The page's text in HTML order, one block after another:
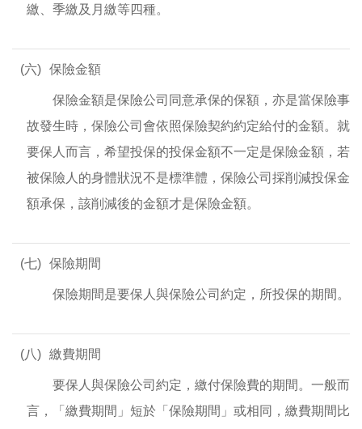
繳、季繳及月繳等四種。
(六) 保險金額
保險金額是保險公司同意承保的保額，亦是當保險事
故發生時，保險公司會依照保險契約約定給付的金額。就
要保人而言，希望投保的投保金額不一定是保險金額，若
被保險人的身體狀況不是標準體，保險公司採削減投保金
額承保，該削減後的金額才是保險金額。
(七) 保險期間
保險期間是要保人與保險公司約定，所投保的期間。
(八) 繳費期間
要保人與保險公司約定，繳付保險費的期間。一般而
言，「繳費期間」短於「保險期間」或相同，繳費期間比